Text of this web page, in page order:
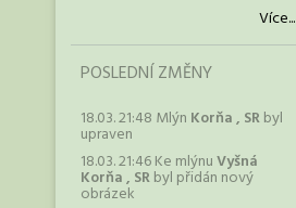
Více...
POSLEDNÍ ZMĚNY
18.03. 21:48 Mlýn Korňa , SRbyl
upraven
18.03. 21:46 Ke mlýnuVyšná
Korňa , SRbyl přidán nový
obrázek